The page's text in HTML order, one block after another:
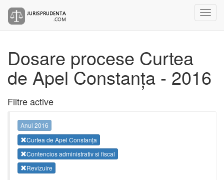
Dosare procese Curtea
de Apel Constanța - 2016
Filtre active
Anul 2016
Curtea de Apel Constanța
Contencios administrativ si fiscal
Revizuire